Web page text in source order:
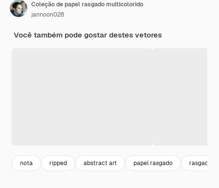
Coleção de papel rasgado multicolorido
jannoon028
Você também pode gostar destes vetores
nota ripped abstract art papel rasgado rasgado